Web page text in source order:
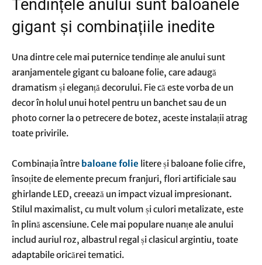
Tendințele anului sunt baloanele
gigant și combinațiile inedite
Una dintre cele mai puternice tendințe ale anului sunt
aranjamentele gigant cu baloane folie, care adaugă
dramatism și eleganță decorului. Fie că este vorba de un
decor în holul unui hotel pentru un banchet sau de un
photo corner la o petrecere de botez, aceste instalații atrag
toate privirile.
Combinația între baloane folie litere și baloane folie cifre,
însoțite de elemente precum franjuri, flori artificiale sau
ghirlande LED, creează un impact vizual impresionant.
Stilul maximalist, cu mult volum și culori metalizate, este
în plină ascensiune. Cele mai populare nuanțe ale anului
includ auriul roz, albastrul regal și clasicul argintiu, toate
adaptabile oricărei tematici.